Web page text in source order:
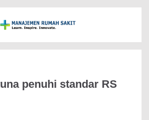
penuhi standar RS